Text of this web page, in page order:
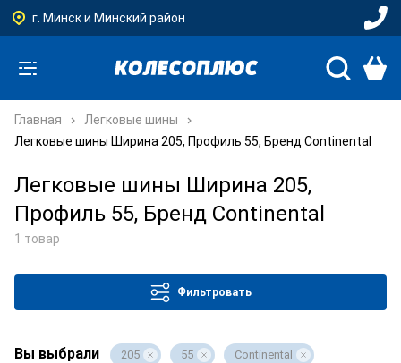
г. Минск и Минский район
Главная
Легковые шины
Легковые шины Ширина 205, Профиль 55, Бренд Continental
Легковые шины Ширина 205,
Профиль 55, Бренд Continental
1 товар
Фильтровать
Вы выбрали 205 55 Continental